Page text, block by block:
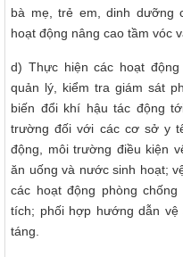
bà mẹ, trẻ em, dinh dưỡng
hoạt động nâng cao tầm vóc
d) Thực hiện các hoạt
quản lý, kiểm tra giám sát
biến đổi khí hậu tác động
trường đối với các cơ sở y
động, môi trường điều kiện
ăn uống và nước sinh hoạt;
các hoạt động phòng
tích; phối hợp hướng dẫn vệ
táng.